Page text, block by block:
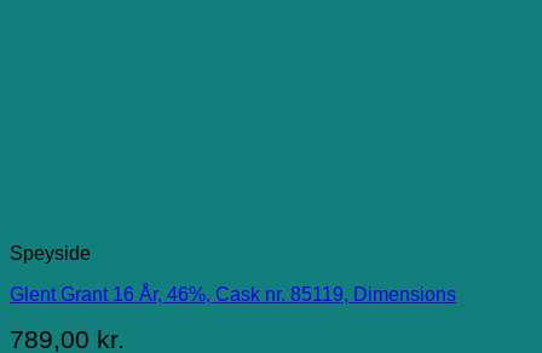
Speyside
Glent Grant 16 År, 46%, Cask nr. 85119, Dimensions
789,00 kr.